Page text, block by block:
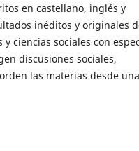
en castellano, inglés y
inéditos y originales
ciencias sociales con
discusiones sociales,
las materias desde una